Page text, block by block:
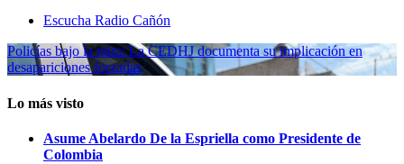
Escucha Radio Cañón
Policías bajo la mira: La CEDHJ documenta su implicación en
desapariciones forzadas
Lo más visto
Asume Abelardo De la Espriella como Presidente de
Colombia